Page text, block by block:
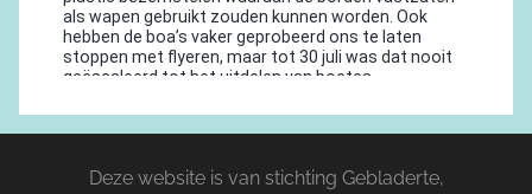
Deze website is van stichting Gebladerte,